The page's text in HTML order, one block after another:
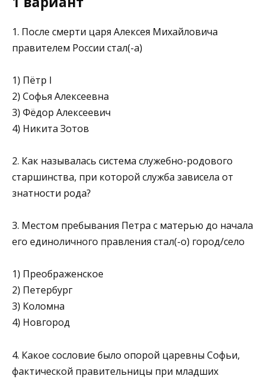
1. После смерти царя Алексея Михайловича
правителем России стал(-а)
1) Пётр I
2) Софья Алексеевна
3) Фёдор Алексеевич
4) Никита Зотов
2. Как называлась система служебно-родового
старшинства, при которой служба зависела от
знатности рода?
3. Местом пребывания Петра с матерью до начала
его едино­личного правления стал(-о) город/село
1) Преображенское
2) Петербург
3) Коломна
4) Новгород
4. Какое сословие было опорой царевны Софьи,
фактической правительницы при младших